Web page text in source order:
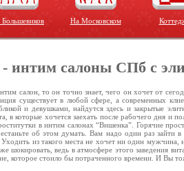
На Московском
интим салоны СПб с
салон, то он точно знает, чего он хочет от
существует в любой сфере, а современных
и девушками, найдутся здесь и закрытые
в которые хочется заехать после рабочего дня и
в интим салонах “Вишенка”. Горячие
об этом думать. Вам надо один раз зайти
из такого места не хочет ни один
шокировать, ведь в атмосфере этого заведения
которое стоило бы потраченного времени. И Вы